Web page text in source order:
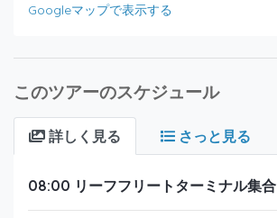
Googleマップで表示する
このツアーのスケジュール
詳しく見る さっと見る
08:00 リーフフリートターミナル集合